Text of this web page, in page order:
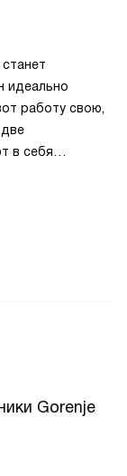
идеально
работу свою,
в себя
приятную, не
полагается у
хранению
помогает
Gorenje